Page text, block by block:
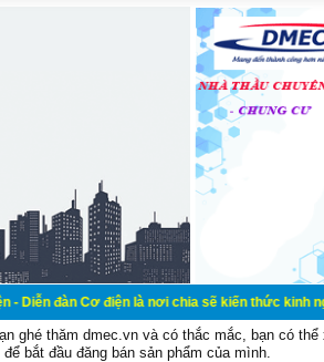
điện là nơi chia sẽ kiến thức kinh nghiệm
ghé thăm dmec.vn và có thắc mắc, bạn có
để bắt đầu đăng bán sản phẩm của mình.